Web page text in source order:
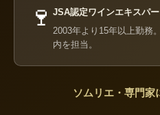
🍷 JSA認定ワインエキスパ
2003年より15年以上勤務
内を担当。
ソムリエ・専門家